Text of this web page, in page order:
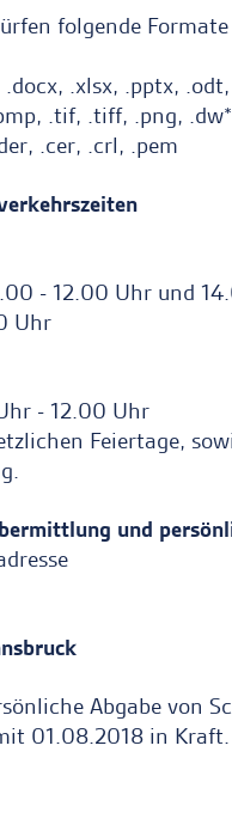
folgende
.xlsx, .pptx,
.tif, .tiff, .png, .dw*
.cer, .crl, .pem
- 12.00 Uhr und
Uhr
- 12.00 Uhr
Feiertage,
und
Abgabe von
01.08.2018 in Kraft.